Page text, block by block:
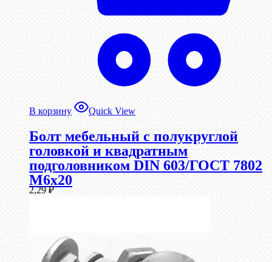
В корзину Quick View
Болт мебельный с полукруглой
головкой и квадратным
подголовником DIN 603/ГОСТ 7802
М6х20
2,29₽